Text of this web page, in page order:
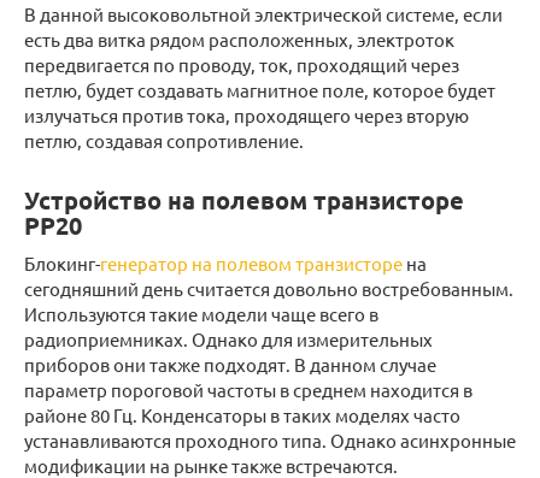
В данной высоковольтной электрической системе, если
есть два витка рядом расположенных, электроток
передвигается по проводу, ток, проходящий через
петлю, будет создавать магнитное поле, которое будет
излучаться против тока, проходящего через вторую
петлю, создавая сопротивление.
Устройство на полевом транзисторе
РР20
Блокинг-генератор на полевом транзисторе на
сегодняшний день считается довольно востребованным.
Используются такие модели чаще всего в
радиоприемниках. Однако для измерительных
приборов они также подходят. В данном случае
параметр пороговой частоты в среднем находится в
районе 80 Гц. Конденсаторы в таких моделях часто
устанавливаются проходного типа. Однако асинхронные
модификации на рынке также встречаются.